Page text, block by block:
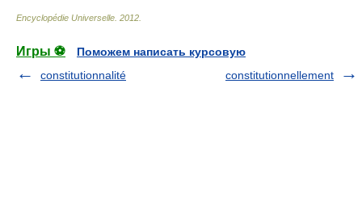
Encyclopédie Universelle 2012
Игры ⚽
Поможем написать курсовую
constitutionnalité
constitutionnellement